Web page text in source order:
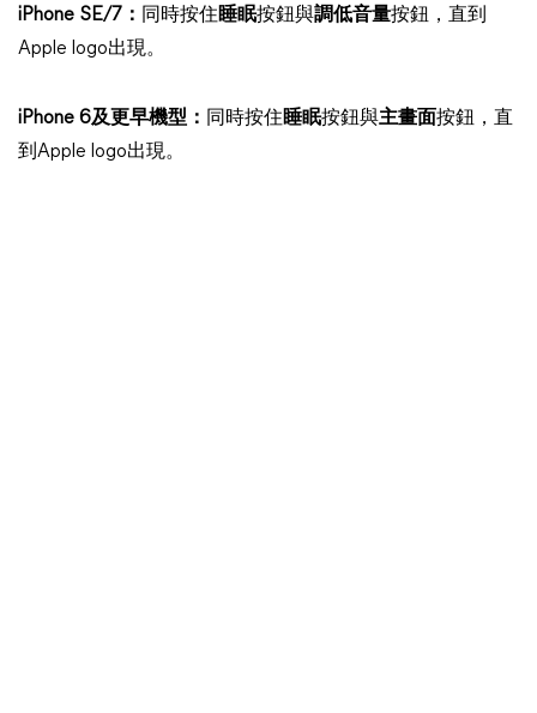
iPhone SE/7： 同時按住睡眠按鈕與調低音量按鈕，直到
Apple logo出現。
iPhone 6及更早機型： 同時按住睡眠按鈕與主畫面按鈕，直
到Apple logo出現。